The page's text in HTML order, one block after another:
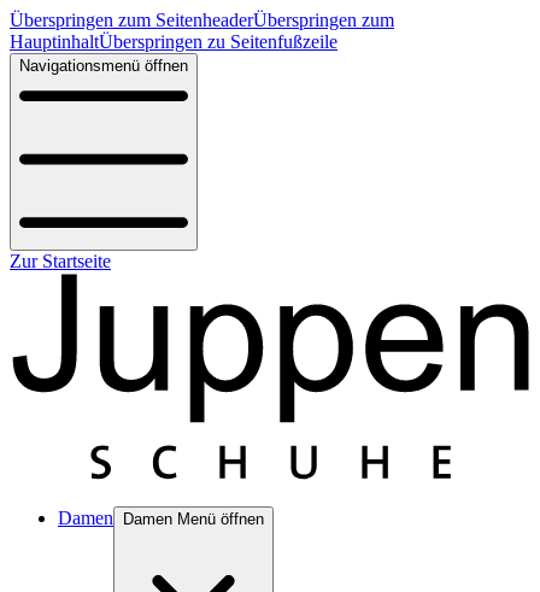
Überspringen zum SeitenheaderÜberspringen zum
HauptinhaltÜberspringen zu Seitenfußzeile
Navigationsmenü öffnen
Zur Startseite
Damen Damen Menü öffnen